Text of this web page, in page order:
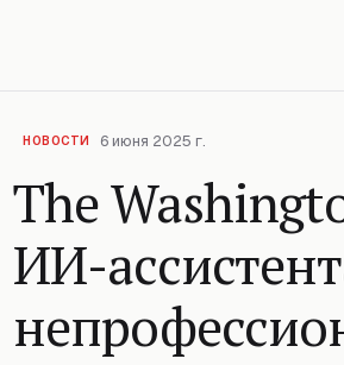
НОВОСТИ 6 июня 2025 г.
The
ИИ-